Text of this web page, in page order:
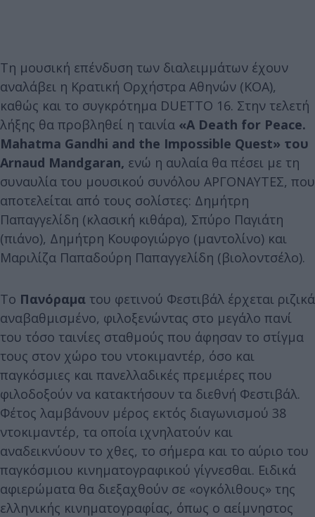
Τη μουσική επένδυση των διαλειμμάτων έχουν
αναλάβει η Κρατική Ορχήστρα Αθηνών (ΚΟΑ),
καθώς και το συγκρότημα DUETΤO 16. Στην τελετή
λήξης θα προβληθεί η ταινία «A Death for Peace.
Mahatma Gandhi and the Impossible Quest» του
Arnaud Mandgaran, ενώ η αυλαία θα πέσει με τη
συναυλία του μουσικού συνόλου ΑΡΓΟΝΑΥΤΕΣ, που
απoτελείται από τους σολίστες: Δημήτρη
Παπαγγελίδη (κλασική κιθάρα), Σπύρο Παγιάτη
(πιάνο), Δημήτρη Κουφογιώργο (μαντολίνο) και
Μαριλίζα Παπαδούρη Παπαγγελίδη (βιολοντσέλο).
Το Πανόραμα του φετινού Φεστιβάλ έρχεται ριζικά
αναβαθμισμένο, φιλοξενώντας στο μεγάλο πανί
του τόσο ταινίες σταθμούς που άφησαν το στίγμα
τους στον χώρο του ντοκιμαντέρ, όσο και
παγκόσμιες και πανελλαδικές πρεμιέρες που
φιλοδοξούν να κατακτήσουν τα διεθνή Φεστιβάλ.
Φέτος λαμβάνουν μέρος εκτός διαγωνισμού 38
ντοκιμαντέρ, τα οποία ιχνηλατούν και
αναδεικνύουν το χθες, το σήμερα και το αύριο του
παγκόσμιου κινηματογραφικού γίγνεσθαι. Ειδικά
αφιερώματα θα διεξαχθούν σε «ογκόλιθους» της
ελληνικής κινηματογραφίας, όπως ο αείμνηστος